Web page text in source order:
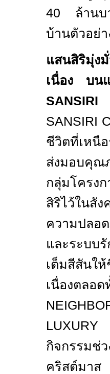
40 ล้าน
บ้านตัวอย่
แสนสิริมุ่ง
เนื่อง บน
SANSIRI
ชีวิตที่เหนื
ส่งมอบคุณ
กลุ่มโครง
สิริไว้ในสั
ความปลอ
และระบบ
เต็มสีสันใ
เนื่องตล
กิจกรรมช่ว
คริสต์มาส